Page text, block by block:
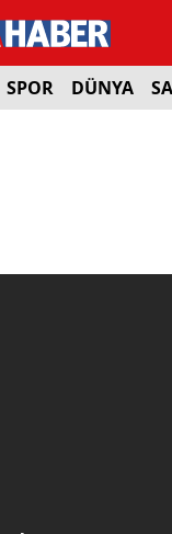
SPOR DÜNYA